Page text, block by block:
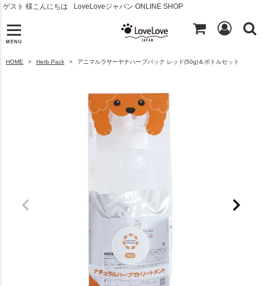
LoveLoveジャパン ONLINE SHOP
ゲスト 様こんにちは
MENU
HOME Herb Pack アニマルラサーヤナハーブパック レッド(50g)＆ボトルセット